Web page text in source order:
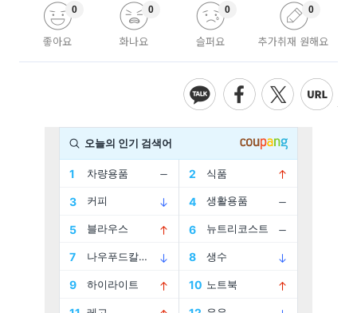
좋아요
0
화나요
0
슬퍼요
0
추가취재 원해요
0